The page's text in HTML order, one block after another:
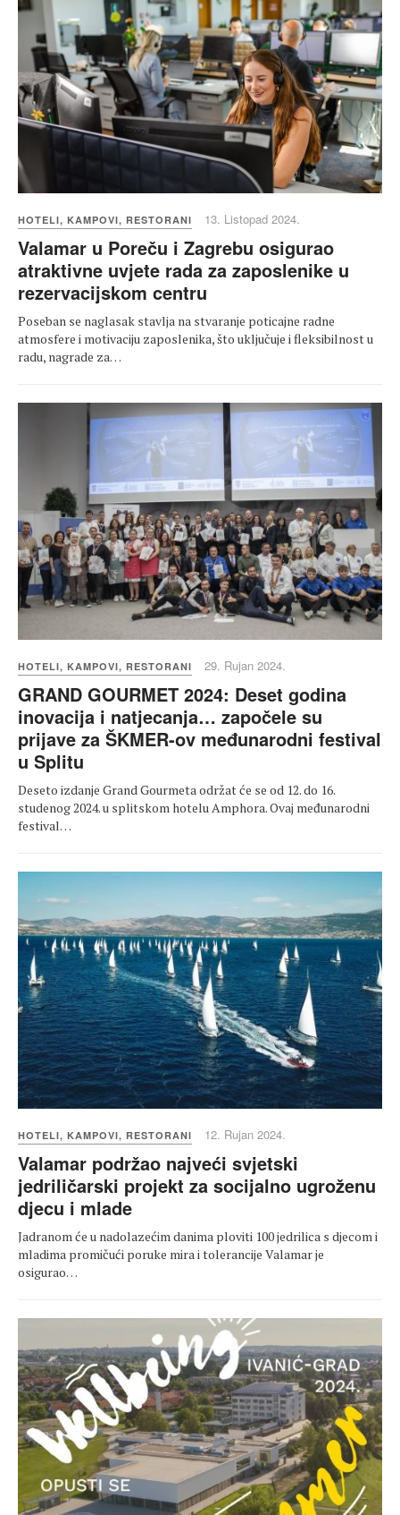
HOTELI, KAMPOVI, RESTORANI 13. Listopad 2024.
Valamar u Poreču i Zagrebu osigurao
atraktivne uvjete rada za zaposlenike u
rezervacijskom centru
Poseban se naglasak stavlja na stvaranje poticajne radne
atmosfere i motivaciju zaposlenika, što uključuje i fleksibilnost u
radu, nagrade za…
HOTELI, KAMPOVI, RESTORANI 29. Rujan 2024.
GRAND GOURMET 2024: Deset godina
inovacija i natjecanja… započele su
prijave za ŠKMER-ov međunarodni festival
u Splitu
Deseto izdanje Grand Gourmeta održat će se od 12. do 16.
studenog 2024. u splitskom hotelu Amphora. Ovaj međunarodni
festival…
HOTELI, KAMPOVI, RESTORANI 12. Rujan 2024.
Valamar podržao najveći svjetski
jedriličarski projekt za socijalno ugroženu
djecu i mlade
Jadranom će u nadolazećim danima ploviti 100 jedrilica s djecom i
mladima promičući poruke mira i tolerancije Valamar je
osigurao…